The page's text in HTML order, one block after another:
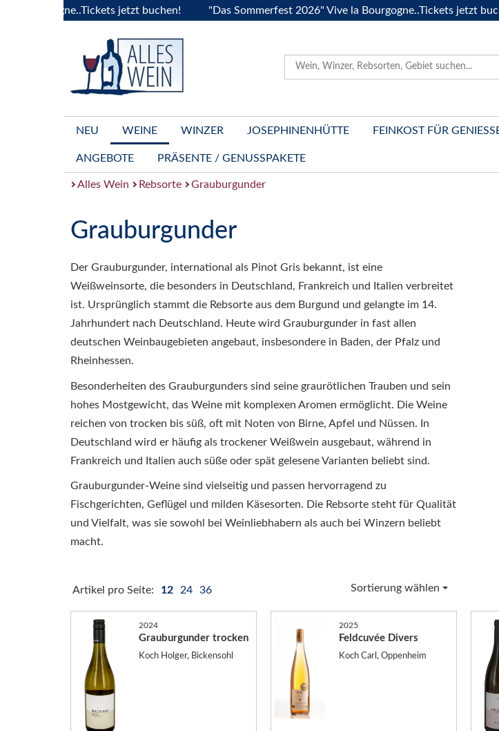
jetzt buchen! "Das Sommerfest 2026" Vive la Bourgogne..Tickets jetzt buchen!
NEU WEINE WINZER JOSEPHINENHÜTTE FEINKOST FÜR
ANGEBOTE PRÄSENTE / GENUSSPAKETE
Alles Wein Rebsorte Grauburgunder
Grauburgunder
Der Grauburgunder, international als Pinot Gris bekannt, ist eine
Weißweinsorte, die besonders in Deutschland, Frankreich und Italien verbreitet
ist. Ursprünglich stammt die Rebsorte aus dem Burgund und gelangte im 14.
Jahrhundert nach Deutschland. Heute wird Grauburgunder in fast allen
deutschen Weinbaugebieten angebaut, insbesondere in Baden, der Pfalz und
Rheinhessen.
Besonderheiten des Grauburgunders sind seine graurötlichen Trauben und sein
hohes Mostgewicht, das Weine mit komplexen Aromen ermöglicht. Die Weine
reichen von trocken bis süß, oft mit Noten von Birne, Apfel und Nüssen. In
Deutschland wird er häufig als trockener Weißwein ausgebaut, während in
Frankreich und Italien auch süße oder spät gelesene Varianten beliebt sind.
Grauburgunder-Weine sind vielseitig und passen hervorragend zu
Fischgerichten, Geflügel und milden Käsesorten. Die Rebsorte steht für Qualität
und Vielfalt, was sie sowohl bei Weinliebhabern als auch bei Winzern beliebt
macht.
Artikel pro Seite: 12 24 36 Sortierung wählen
2024
Grauburgunder trocken
Koch Holger, Bickensohl
2025
Feldcuvée Divers
Koch Carl, Oppenheim